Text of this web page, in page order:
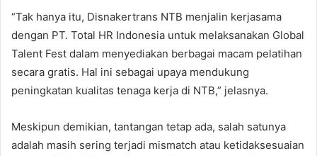
“Tak hanya itu, Disnakertrans NTB menjalin kerjasama
dengan PT. Total HR Indonesia untuk melaksanakan Global
Talent Fest dalam menyediakan berbagai macam pelatihan
secara gratis. Hal ini sebagai upaya mendukung
peningkatan kualitas tenaga kerja di NTB,” jelasnya.
Meskipun demikian, tantangan tetap ada, salah satunya
adalah masih sering terjadi mismatch atau ketidaksesuaian